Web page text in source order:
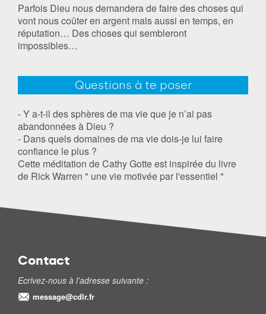
Parfois Dieu nous demandera de faire des choses qui
vont nous coûter en argent mais aussi en temps, en
réputation… Des choses qui sembleront
impossibles…
Questions à te poser
- Y a-t-il des sphères de ma vie que je n’ai pas
abandonnées à Dieu ?
- Dans quels domaines de ma vie dois-je lui faire
confiance le plus ?
Cette méditation de Cathy Gotte est inspirée du livre
de Rick Warren " une vie motivée par l'essentiel "
Contact
Ecrivez-nous à l'adresse suivante :
message@cdlr.fr